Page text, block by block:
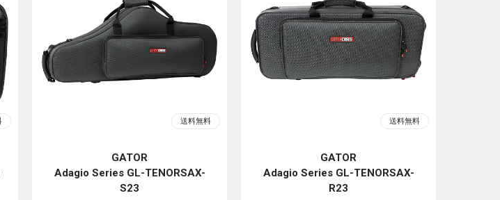
GATOR
Adagio Series GL-TENORSAX-
S23
GATOR
Adagio Series GL-TENORSAX-
R23